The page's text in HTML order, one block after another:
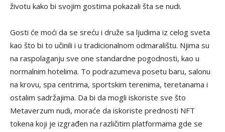
životu kako bi svojim gostima pokazali šta se nudi.
Gosti će moći da se sreću i druže sa ljudima iz celog sveta
kao što bi to učinili i u tradicionalnom odmaralištu. Njima su
na raspolaganju sve one standardne pogodnosti, kao u
normalnim hotelima. To podrazumeva posetu baru, salonu
na krovu, spa centrima, sportskim terenima, teretanama i
ostalim sadržajima. Da bi da mogli iskoriste sve što
Metaverzum nudi, moraće da iskoriste prednosti NFT
tokena koji je izgrađen na različitim platformama gde se